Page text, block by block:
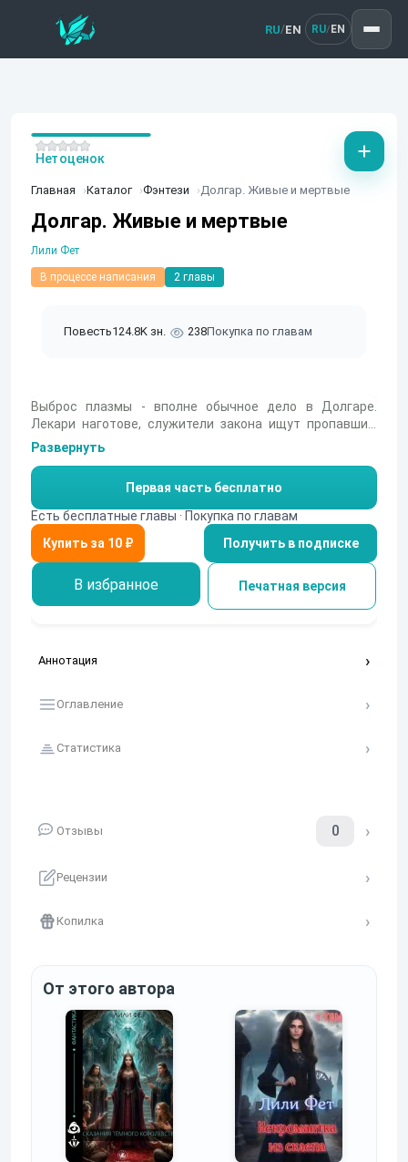
RU/EN RU/ EN
Главная Каталог Фэнтези Долгар. Живые и мертвые
Долгар. Живые и мертвые
Лили Фет
В процессе написания 2 главы
Повесть124.8K зн. 238Покупка по главам
Нет оценок
Выброс плазмы - вполне обычное дело в Долгаре.
Лекари наготове, служители закона ищут пропавших,
освятители разъезжают на машинах с цистернами
святой воды. Все как обычно. Обычное дело и потеря
памяти у пострадавших. Вот только Элисса не просто
потеряла память- она неведомым образом
переместилась в Долгар из другого мира. Но она не
унывает - дел тут еще много, а для хорошего детектива
работа найдется всегда.
Развернуть
Первая часть бесплатно
Есть бесплатные главы · Покупка по главам
Получить в подписке
В избранное Печатная версия
Аннотация
Оглавление
Статистика
Отзывы 0
Рецензии
Копилка
От этого автора